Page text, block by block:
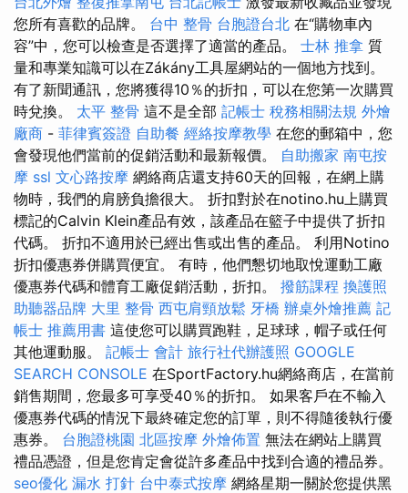
您所有喜歡的品牌。 台中 整骨 台胞證台北 在“購物車內
容”中，您可以檢查是否選擇了適當的產品。 士林 推拿 質
量和專業知識可以在Zákány工具屋網站的一個地方找到。
有了新聞通訊，您將獲得10％的折扣，可以在您第一次購買
時兌換。 太平 整骨 這不是全部 記帳士 稅務相關法規 外燴
廠商 - 菲律賓簽證 自助餐 經絡按摩教學 在您的郵箱中，您
會發現他們當前的促銷活動和最新報價。 自助搬家 南屯按
摩 ssl 文心路按摩 網絡商店還支持60天的回報，在網上購
物時，我們的肩膀負擔很大。 折扣對於在notino.hu上購買
標記的Calvin Klein產品有效，該產品在籃子中提供了折扣
代碼。 折扣不適用於已經出售或出售的產品。 利用Notino
折扣優惠券併購買便宜。 有時，他們懇切地取悅運動工廠
優惠券代碼和體育工廠促銷活動，折扣。 撥筋課程 換護照
助聽器品牌 大里 整骨 西屯肩頸放鬆 牙橋 辦桌外燴推薦 記
帳士 推薦用書 這使您可以購買跑鞋，足球球，帽子或任何
其他運動服。 記帳士 會計 旅行社代辦護照 GOOGLE
SEARCH CONSOLE 在SportFactory.hu網絡商店，在當前
銷售期間，您最多可享受40％的折扣。 如果客戶在不輸入
優惠券代碼的情況下最終確定您的訂單，則不得隨後執行優
惠券。 台胞證桃園 北區按摩 外燴佈置 無法在網站上購買
禮品憑證，但是您肯定會從許多產品中找到合適的禮品券。
seo優化 漏水 打針 台中泰式按摩 網絡星期一關於您提供黑